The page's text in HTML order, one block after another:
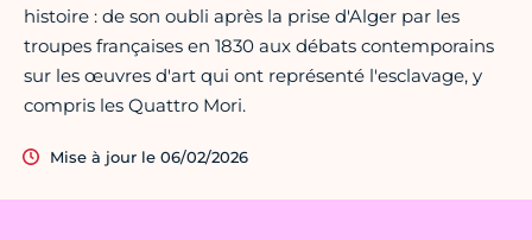
histoire : de son oubli après la prise d'Alger par les
troupes françaises en 1830 aux débats contemporains
sur les œuvres d'art qui ont représenté l'esclavage, y
compris les Quattro Mori.
Mise à jour le 06/02/2026